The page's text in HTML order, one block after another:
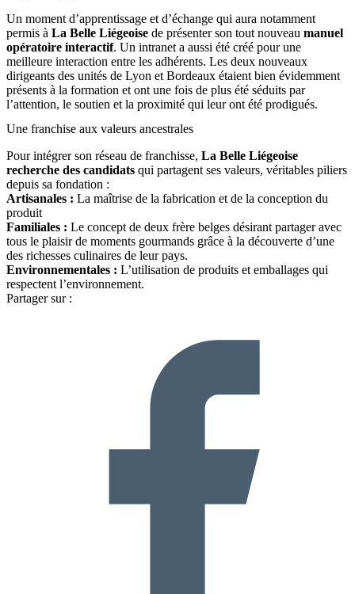
Un moment d’apprentissage et d’échange qui aura notamment
permis à La Belle Liégeoise de présenter son tout nouveau manuel
opératoire interactif. Un intranet a aussi été créé pour une
meilleure interaction entre les adhérents. Les deux nouveaux
dirigeants des unités de Lyon et Bordeaux étaient bien évidemment
présents à la formation et ont une fois de plus été séduits par
l’attention, le soutien et la proximité qui leur ont été prodigués.
Une franchise aux valeurs ancestrales
Pour intégrer son réseau de franchisse, La Belle Liégeoise
recherche des candidats qui partagent ses valeurs, véritables piliers
depuis sa fondation :
Artisanales : La maîtrise de la fabrication et de la conception du
produit
Familiales : Le concept de deux frère belges désirant partager avec
tous le plaisir de moments gourmands grâce à la découverte d’une
des richesses culinaires de leur pays.
Environnementales : L’utilisation de produits et emballages qui
respectent l’environnement.
Partager sur :